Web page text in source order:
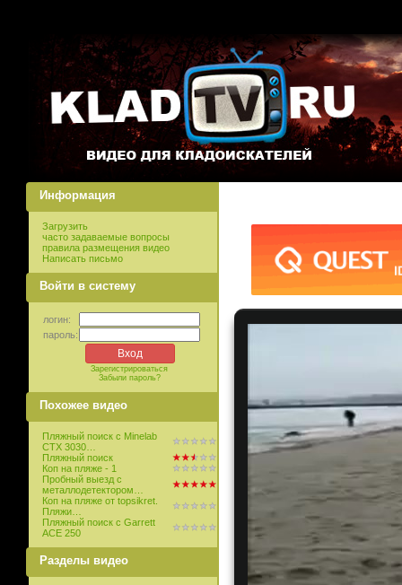
Информация
Загрузить
часто задаваемые вопросы
правила размещения видео
Написать письмо
Войти в систему
логин:
пароль:
Зарегистрироваться
Забыли пароль?
Похожее видео
Пляжный поиск с Minelab
CTX 3030…
Пляжный поиск
Коп на пляже - 1
Пробный выезд с
металлодетектором…
Коп на пляже от topsikret.
Пляжи…
Пляжный поиск с Garrett
ACE 250
Разделы видео